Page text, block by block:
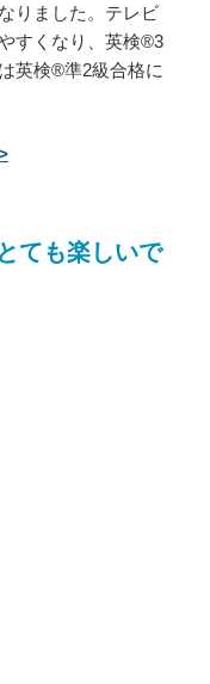
りました。テレビ
すくなり、英検®3
英検®準2級合格に
ても楽しいで